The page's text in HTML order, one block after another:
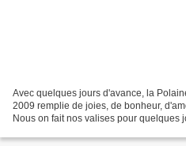
Avec quelques jours d'avance, la
2009 remplie de joies, de bonheur,
Nous on fait nos valises pour quelques